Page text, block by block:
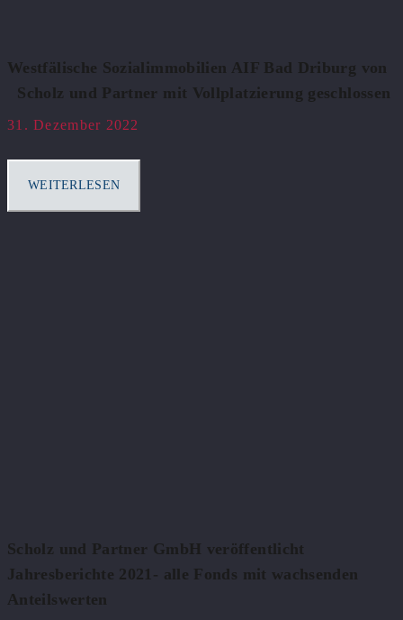
Westfälische Sozialimmobilien AIF Bad Driburg von
Scholz und Partner mit Vollplatzierung geschlossen
31. Dezember 2022
WEITERLESEN
Scholz und Partner GmbH veröffentlicht
Jahresberichte 2021- alle Fonds mit wachsenden
Anteilswerten